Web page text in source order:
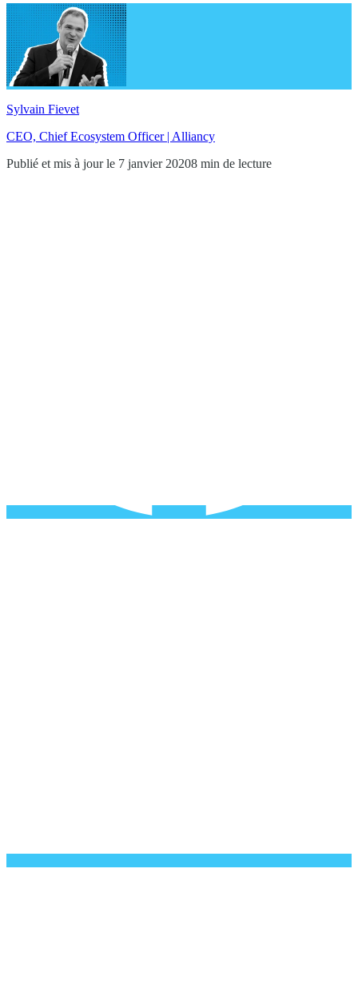
Sylvain Fievet
CEO, Chief Ecosystem Officer | Alliancy
Publié et mis à jour le 7 janvier 20208 min de lecture